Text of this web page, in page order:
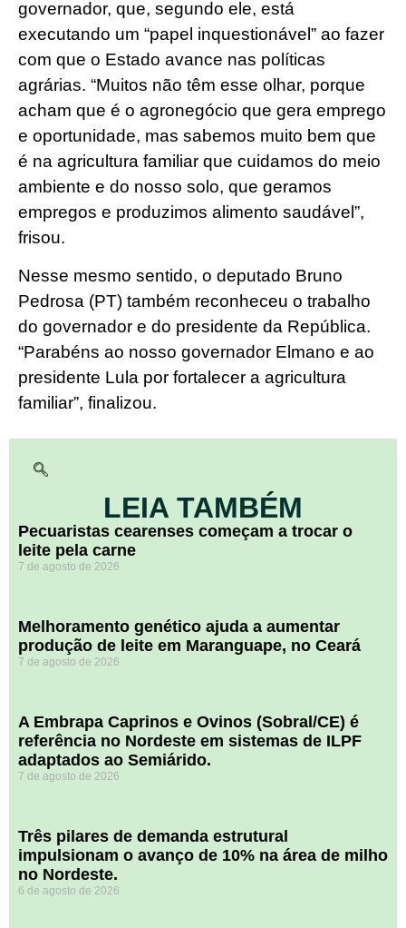
governador, que, segundo ele, está
executando um “papel inquestionável” ao fazer
com que o Estado avance nas políticas
agrárias. “Muitos não têm esse olhar, porque
acham que é o agronegócio que gera emprego
e oportunidade, mas sabemos muito bem que
é na agricultura familiar que cuidamos do meio
ambiente e do nosso solo, que geramos
empregos e produzimos alimento saudável”,
frisou.
Nesse mesmo sentido, o deputado Bruno
Pedrosa (PT) também reconheceu o trabalho
do governador e do presidente da República.
“Parabéns ao nosso governador Elmano e ao
presidente Lula por fortalecer a agricultura
familiar”, finalizou.
LEIA TAMBÉM
Pecuaristas cearenses começam a trocar o
leite pela carne
7 de agosto de 2026
Melhoramento genético ajuda a aumentar
produção de leite em Maranguape, no Ceará
7 de agosto de 2026
A Embrapa Caprinos e Ovinos (Sobral/CE) é
referência no Nordeste em sistemas de ILPF
adaptados ao Semiárido.
7 de agosto de 2026
​Três pilares de demanda estrutural
impulsionam o avanço de 10% na área de milho
no Nordeste.
6 de agosto de 2026